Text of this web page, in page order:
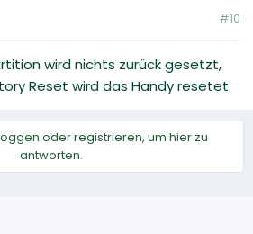
#10
wird nichts zurück gesetzt,
Reset wird das Handy resetet
oder registrieren, um hier zu
antworten.